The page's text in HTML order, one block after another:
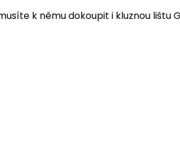
k němu dokoupit i kluznou lištu